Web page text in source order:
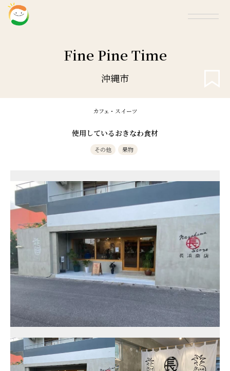
Fine Pine Time
沖縄市
カフェ・スイーツ
使用しているおきなわ食材
その他 果物